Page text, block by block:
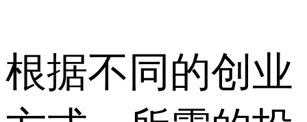
根据不同的创业